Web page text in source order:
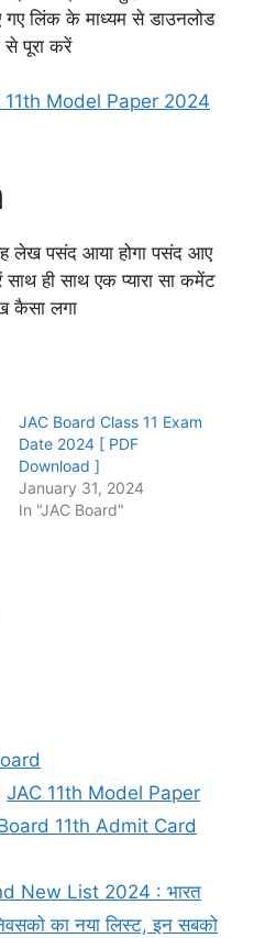
गए लिंक के माध्यम से डाउनलोड
पूरा करें
11th Model Paper 2024
लेख पसंद आया होगा पसंद आए
ही साथ एक प्यारा सा कमेंट
कैसा लगा
JAC Board Class 11 Exam
Date 2024 [ PDF
Download ]
January 31, 2024
In "JAC Board"
JAC 11th Model Paper
11th Admit Card
New List 2024 : भारत
का नया लिस्ट, इन सबको